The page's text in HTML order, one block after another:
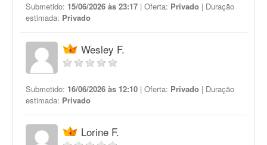
Submetido: 15/06/2026 às 23:17 | Oferta: Privado | Duração
estimada: Privado
Wesley F.
Submetido: 16/06/2026 às 12:10 | Oferta: Privado | Duração
estimada: Privado
Lorine F.